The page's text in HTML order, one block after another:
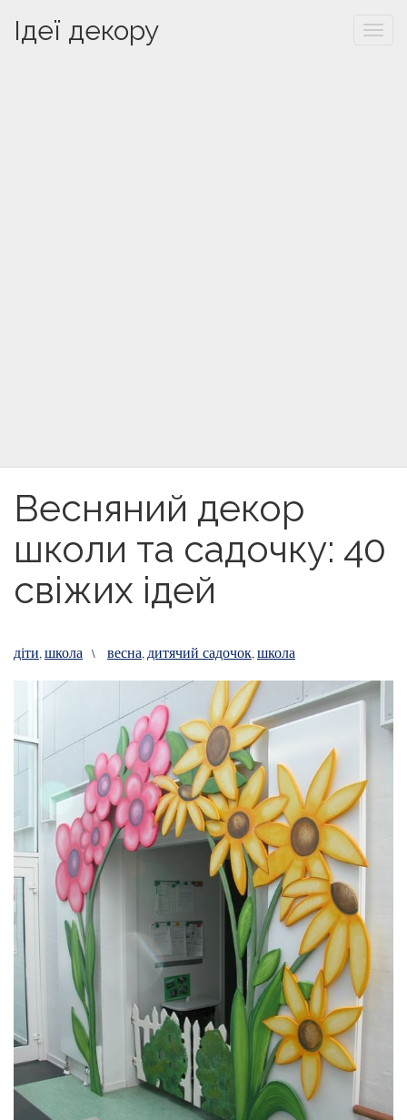
Ідеї декору
Весняний декор
школи та садочку: 40
свіжих ідей
діти,школа \ весна, дитячий садочок,школа